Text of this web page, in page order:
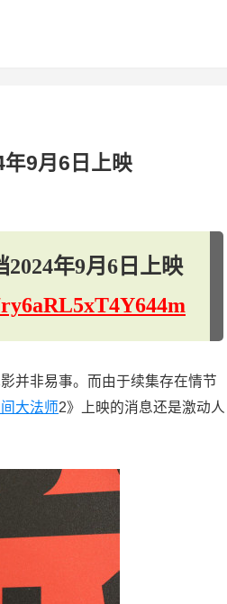
9月6日上映
年9月6日上映
并非易事。而由于续集存在情节
间大法师2》上映的消息还是激动人